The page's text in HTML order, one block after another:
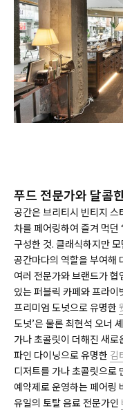
푸드 전문가와 달콤
공간은 브리티시 빈티지
차를 페어링하여 즐겨 먹던
구성한 것. 클래식하지만
공간마다의 역할을 부여해
여러 전문가와 브랜드가
있는 퍼블릭 카페와 프라
프리미엄 도넛으로 유명한
도넛’은 물론 최현석 오너
가나 초콜릿이 더해진 새
파인 다이닝으로 유명한 김
디저트를 가나 초콜릿으로
예약제로 운영하는 페어링
유일의 토탈 음료 전문가인